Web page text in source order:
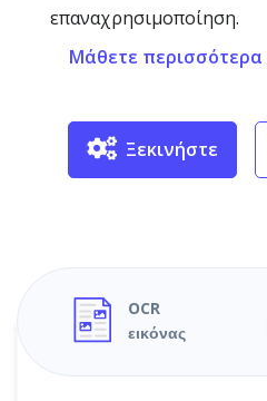
επαναχρησιμοποίηση.
Μάθετε περισσότερα
Ξεκινήστε
OCR
εικόνας